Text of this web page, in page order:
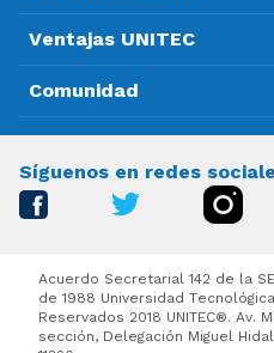
Ventajas UNITEC
Comunidad
Síguenos en redes
Acuerdo Secretarial 142 de la
de 1988 Universidad
Reservados 2018 UNITEC®. Av.
sección, Delegación Miguel